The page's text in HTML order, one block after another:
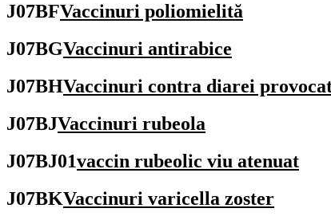
J07BFVaccinuri poliomielită
J07BGVaccinuri antirabice
J07BHVaccinuri contra diarei
J07BJVaccinuri rubeola
J07BJ01vaccin rubeolic viu atenuat
J07BKVaccinuri varicella zoster